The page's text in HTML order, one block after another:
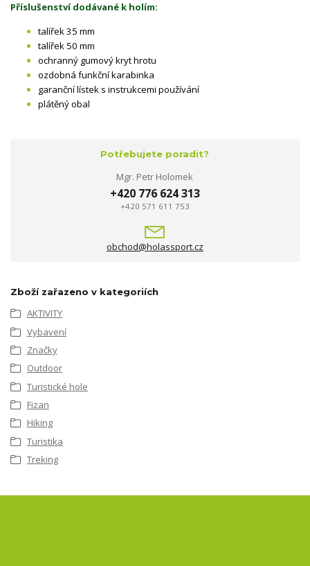
Příslušenství dodávané k holím:
talířek 35 mm
talířek 50 mm
ochranný gumový kryt hrotu
ozdobná funkční karabinka
garanční lístek s instrukcemi používání
plátěný obal
Potřebujete poradit?
Mgr. Petr Holomek
+420 776 624 313
+420 571 611 753
obchod@holassport.cz
Zboží zařazeno v kategoriích
AKTIVITY
Vybavení
Značky
Outdoor
Turistické hole
Fizan
Hiking
Turistika
Treking